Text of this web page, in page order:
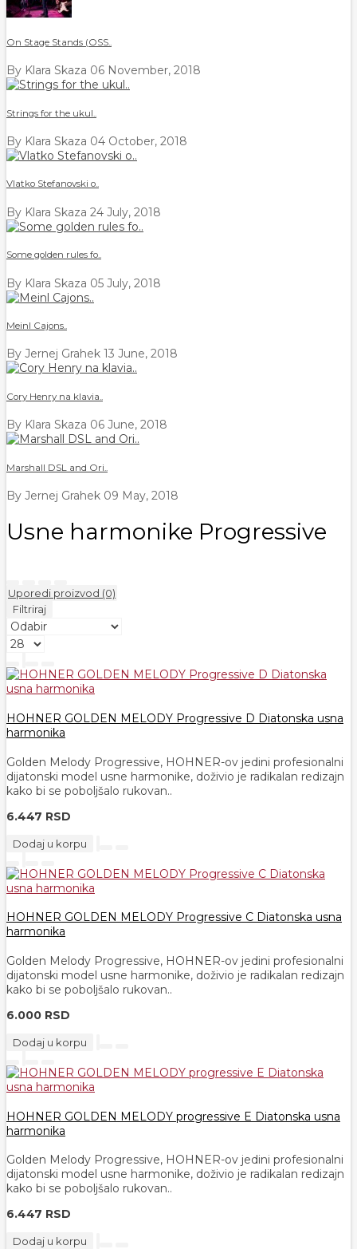
On Stage Stands (OSS..
By Klara Skaza 06 November, 2018
Strings for the ukul..
By Klara Skaza 04 October, 2018
Vlatko Stefanovski o..
By Klara Skaza 24 July, 2018
Some golden rules fo..
By Klara Skaza 05 July, 2018
Meinl Cajons..
By Jernej Grahek 13 June, 2018
Cory Henry na klavia..
By Klara Skaza 06 June, 2018
Marshall DSL and Ori..
By Jernej Grahek 09 May, 2018
Usne harmonike Progressive
Uporedi proizvod (0)
Filtriraj
HOHNER GOLDEN MELODY Progressive D Diatonska usna
harmonika
Golden Melody Progressive, HOHNER-ov jedini profesionalni
dijatonski model usne harmonike, doživio je radikalan redizajn
kako bi se poboljšalo rukovan..
6.447 RSD
Dodaj u korpu
HOHNER GOLDEN MELODY Progressive C Diatonska usna
harmonika
Golden Melody Progressive, HOHNER-ov jedini profesionalni
dijatonski model usne harmonike, doživio je radikalan redizajn
kako bi se poboljšalo rukovan..
6.000 RSD
Dodaj u korpu
HOHNER GOLDEN MELODY progressive E Diatonska usna
harmonika
Golden Melody Progressive, HOHNER-ov jedini profesionalni
dijatonski model usne harmonike, doživio je radikalan redizajn
kako bi se poboljšalo rukovan..
6.447 RSD
Dodaj u korpu